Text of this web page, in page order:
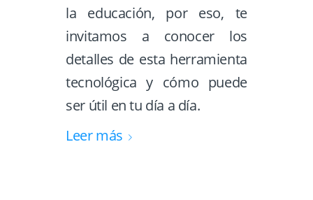
la educación, por eso, te
invitamos a conocer los
detalles de esta herramienta
tecnológica y cómo puede
ser útil en tu día a día.
Leer más